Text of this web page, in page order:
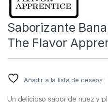
Saborizante
The Flavor
Añadir a la lista de deseos
Un delicioso sabor de nuez y